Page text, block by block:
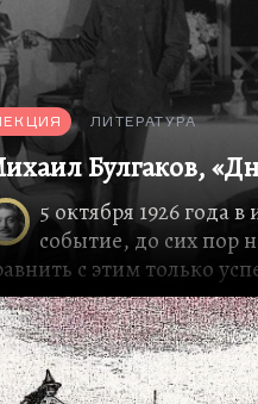
ЛИТЕРАТУРА
Булгаков,
5 октября 1926 года
событие, до сих пор
с этим только
закончилась
обмороками,
овацией.